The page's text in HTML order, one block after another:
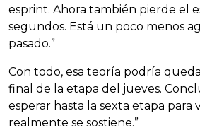
esprint. Ahora también pierde el
segundos. Está un poco menos
pasado.”
Con todo, esa teoría podría
final de la etapa del jueves.
esperar hasta la sexta etapa para
realmente se sostiene.”